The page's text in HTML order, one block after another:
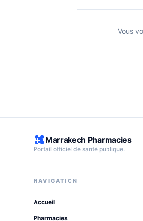
Vous
Marrakech Pharmacies
Portail officiel de santé publique.
NAVIGATION
Accueil
Pharmacies